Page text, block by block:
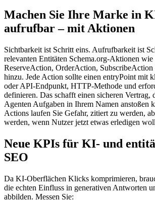
Machen Sie Ihre Marke in
aufrufbar – mit Aktionen
Sichtbarkeit ist Schritt eins. Aufrufbarkeit ist
relevanten Entitäten Schema.org-Aktionen
ReserveAction, OrderAction,
hinzu. Jede Action sollte einen entryPoint mit
oder API-Endpunkt, HTTP-Methode und
definieren. Das schafft einen sicheren Vertrag,
Agenten Aufgaben in Ihrem Namen anstoßen
Actions laufen Sie Gefahr, zitiert zu werden,
werden, wenn Nutzer jetzt etwas erledigen
Neue KPIs für KI- und
SEO
Da KI-Oberflächen Klicks komprimieren,
die echten Einfluss in generativen Antworten
abbilden. Messen Sie: